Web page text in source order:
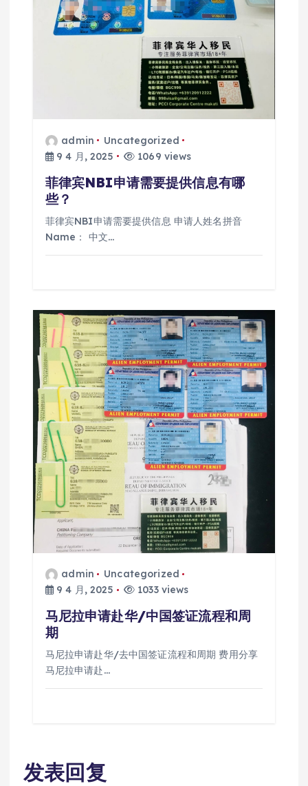
admin
Uncategorized
9 4 月, 2025
1069 views
菲律宾NBI申请需要提供信息有哪
些？
菲律宾NBI申请需要提供信息 申请人姓名拼音
Name： 中文…
admin
Uncategorized
9 4 月, 2025
1033 views
马尼拉申请赴华/中国签证流程和周
期
马尼拉申请赴华/去中国签证流程和周期 费用分享
马尼拉申请赴…
发表回复